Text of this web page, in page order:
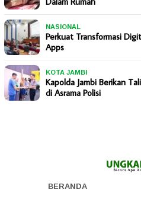
NASIONAL
Perkuat Transformasi
Apps
KOTA JAMBI
Kapolda Jambi Berikan
di Asrama Polisi
BERANDA